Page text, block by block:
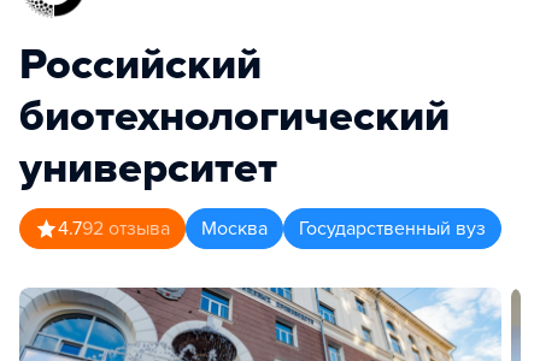
Российский
биотехнологический
университет
4.792 отзыва Москва Государственный вуз